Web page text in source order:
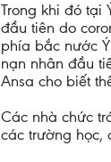
Trong khi đó tại
đầu tiên do
phía bắc nước
nạn nhân đầu
Ansa cho biết
Các nhà chức
các trường học,